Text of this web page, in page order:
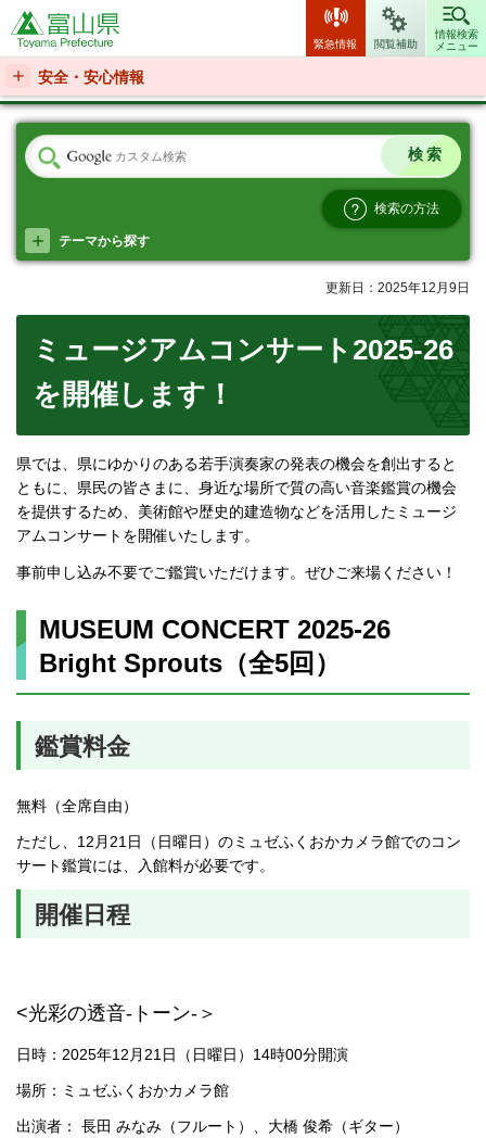
富山県
緊急情報 閲覧補助
情報検索
メニュー
安全・安心情報
検索の方法
テーマから探す
更新日：2025年12月9日
ミュージアムコンサート2025-26
を開催します！
県では、県にゆかりのある若手演奏家の発表の機会を創出すると
ともに、県民の皆さまに、身近な場所で質の高い音楽鑑賞の機会
を提供するため、美術館や歴史的建造物などを活用したミュージ
アムコンサートを開催いたします。
事前申し込み不要でご鑑賞いただけます。ぜひご来場ください！
MUSEUM CONCERT 2025-26
Bright Sprouts（全5回）
鑑賞料金
無料（全席自由）
ただし、12月21日（日曜日）のミュゼふくおかカメラ館でのコン
サート鑑賞には、入館料が必要です。
開催日程
<光彩の透音-トーン-＞
日時：2025年12月21日（日曜日）14時00分開演
場所：ミュゼふくおかカメラ館
出演者： 長田 みなみ（フルート）、大橋 俊希（ギター）